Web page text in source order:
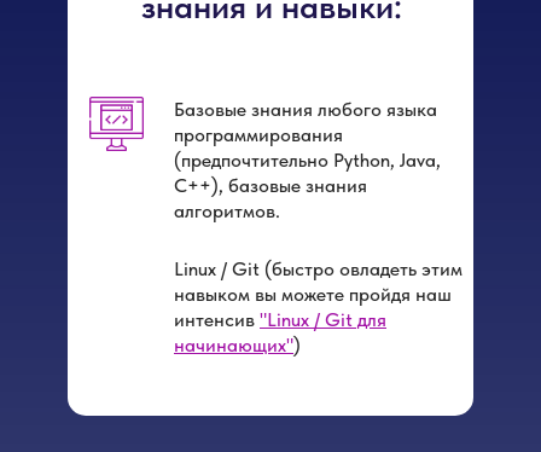
Базовые знания любого языка
программирования
(предпочтительно Python, Java,
С++), базовые знания
алгоритмов.
Linux / Git (быстро овладеть этим
навыком вы можете пройдя наш
интенсив "Linux / Git для
начинающих")